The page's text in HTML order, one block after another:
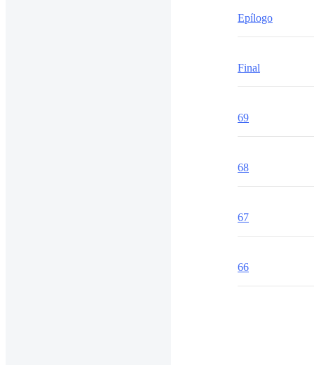
Epílogo
Final
69
68
67
66